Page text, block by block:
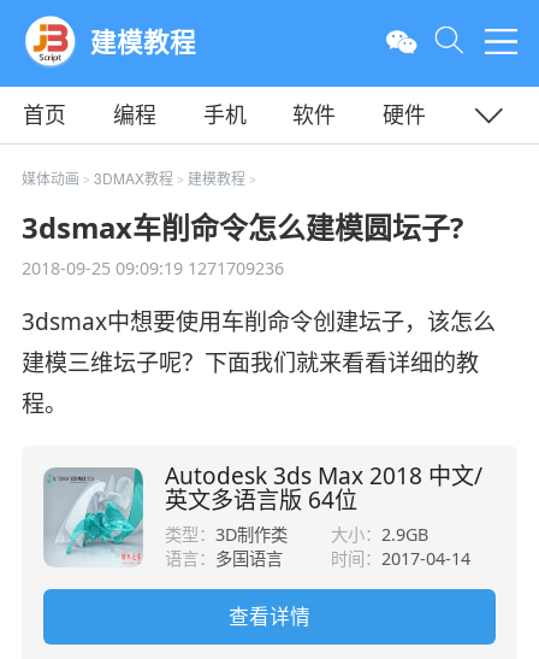
建模教程
首页 编程 手机 软件
硬件
教程
平面 服务器
媒体动画 > 3DMAX教程 > 建模教程 >
3dsmax车削命令怎么建模圆坛子?
2018-09-25 09:09:191271709236
3dsmax中想要使用车削命令创建坛子，该怎么
建模三维坛子呢？下面我们就来看看详细的教
程。
Autodesk 3ds Max 2018 中文/
英文多语言版 64位
类型：3D制作类 大小： 2.9GB
语言： 多国语言 时间： 2017-04-14
查看详情